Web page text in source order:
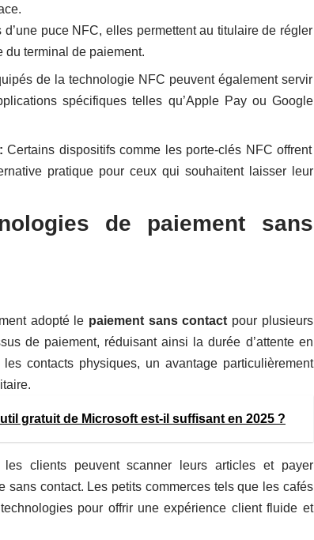
d’une puce NFC, elles permettent au titulaire de régler
du terminal de paiement.
de la technologie NFC peuvent également servir
spécifiques telles qu’Apple Pay ou Google
Certains dispositifs comme les porte-clés NFC offrent
pratique pour ceux qui souhaitent laisser leur
de paiement sans
adopté le paiement sans contact pour plusieurs
de paiement, réduisant ainsi la durée d’attente en
contacts physiques, un avantage particulièrement
gratuit de Microsoft est-il suffisant en 2025 ?
clients peuvent scanner leurs articles et payer
sans contact. Les petits commerces tels que les cafés
pour offrir une expérience client fluide et